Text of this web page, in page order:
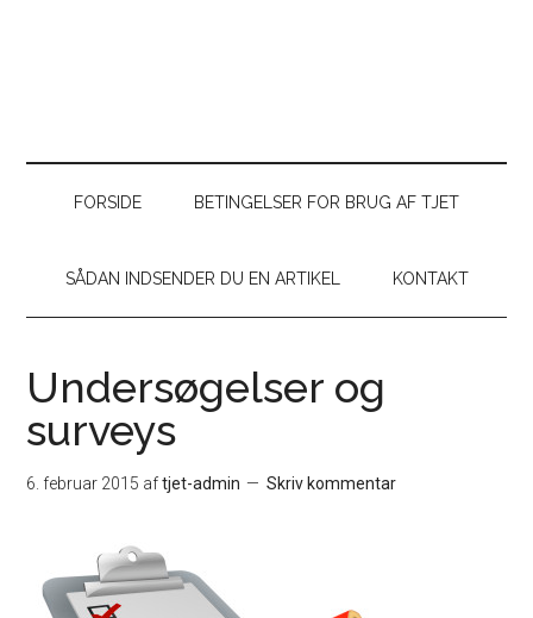
FORSIDE BETINGELSER FOR BRUG AF TJET
SÅDAN INDSENDER DU EN ARTIKEL KONTAKT
Undersøgelser og
surveys
6. februar 2015 aftjet-admin Skriv kommentar